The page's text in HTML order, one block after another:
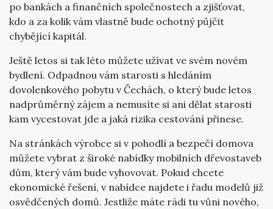
po bankách a finančních společnostech a zjišťovat,
kdo a za kolik vám vlastně bude ochotný půjčit
chybějící kapitál.
Ještě letos si tak léto můžete užívat ve svém novém
bydlení. Odpadnou vám starosti s hledáním
dovolenkového pobytu v Čechách, o který bude letos
nadprůměrný zájem a nemusíte si ani dělat starosti
kam vycestovat jde a jaká rizika cestování přinese.
Na stránkách výrobce si v pohodlí a bezpečí domova
můžete vybrat z široké nabídky mobilních dřevostaveb
dům, který vám bude vyhovovat. Pokud chcete
ekonomické řešení, v nabídce najdete i řadu modelů již
osvědčených domů. Jestliže máte rádi tu vůni nového,